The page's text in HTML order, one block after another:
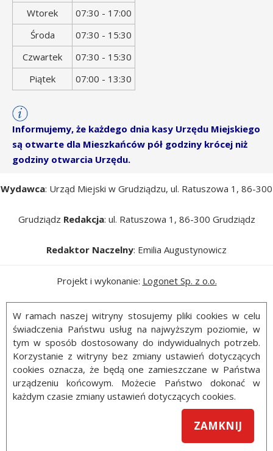
tygodniaotwarcia
Wtorek
07:30 - 17:00
Środa
07:30 - 15:30
Czwartek
07:30 - 15:30
Piątek
07:00 - 13:30
Informujemy, że każdego dnia kasy Urzędu Miejskiego
są otwarte dla Mieszkańców pół godziny krócej niż
godziny otwarcia Urzędu.
Wydawca: Urząd Miejski w Grudziądzu, ul. Ratuszowa 1, 86-300
Grudziądz Redakcja: ul. Ratuszowa 1, 86-300 Grudziądz
Redaktor Naczelny: Emilia Augustynowicz
Projekt i wykonanie: Logonet Sp. z o.o.
W ramach naszej witryny stosujemy pliki cookies w celu
świadczenia Państwu usług na najwyższym poziomie, w
tym w sposób dostosowany do indywidualnych potrzeb.
Korzystanie z witryny bez zmiany ustawień dotyczących
cookies oznacza, że będą one zamieszczane w Państwa
urządzeniu końcowym. Możecie Państwo dokonać w
każdym czasie zmiany ustawień dotyczących cookies.
ZAMKNIJ